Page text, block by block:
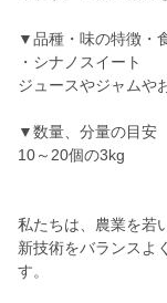
▼品種・味の特徴・
・シナノスイート
ジュースやジャムや
▼数量、分量の目安
10～20個の3kg
私たちは、農業を若
新技術をバランスよ
す。